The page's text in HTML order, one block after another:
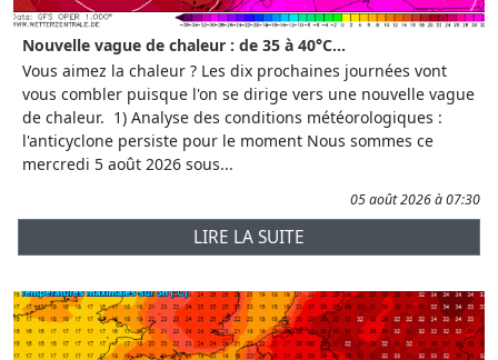
Nouvelle vague de chaleur : de 35 à 40°C...
Vous aimez la chaleur ? Les dix prochaines journées vont
vous combler puisque l'on se dirige vers une nouvelle vague
de chaleur. 1) Analyse des conditions météorologiques :
l'anticyclone persiste pour le moment Nous sommes ce
mercredi 5 août 2026 sous...
05 août 2026 à 07:30
LIRE LA SUITE